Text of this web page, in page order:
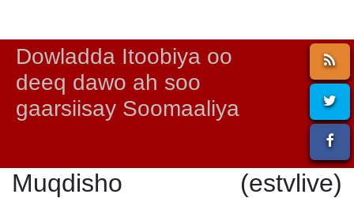
Dowladda Itoobiya oo
deeq dawo ah soo
gaarsiisay Soomaaliya
Muqdisho (estvlive)